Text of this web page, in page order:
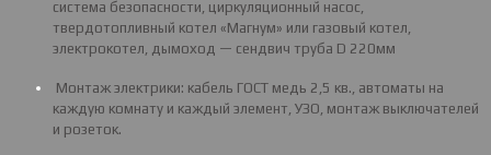
система безопасности, циркуляционный насос,
твердотопливный котел «Магнум» или газовый котел,
электрокотел, дымоход — сендвич труба D 220мм
Монтаж электрики: кабель ГОСТ медь 2,5 кв., автоматы на
каждую комнату и каждый элемент, УЗО, монтаж выключателей
и розеток.